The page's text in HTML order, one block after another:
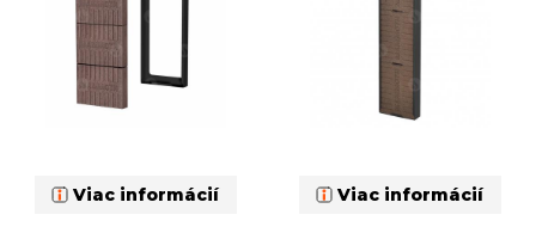
Viac informácií Viac informácií